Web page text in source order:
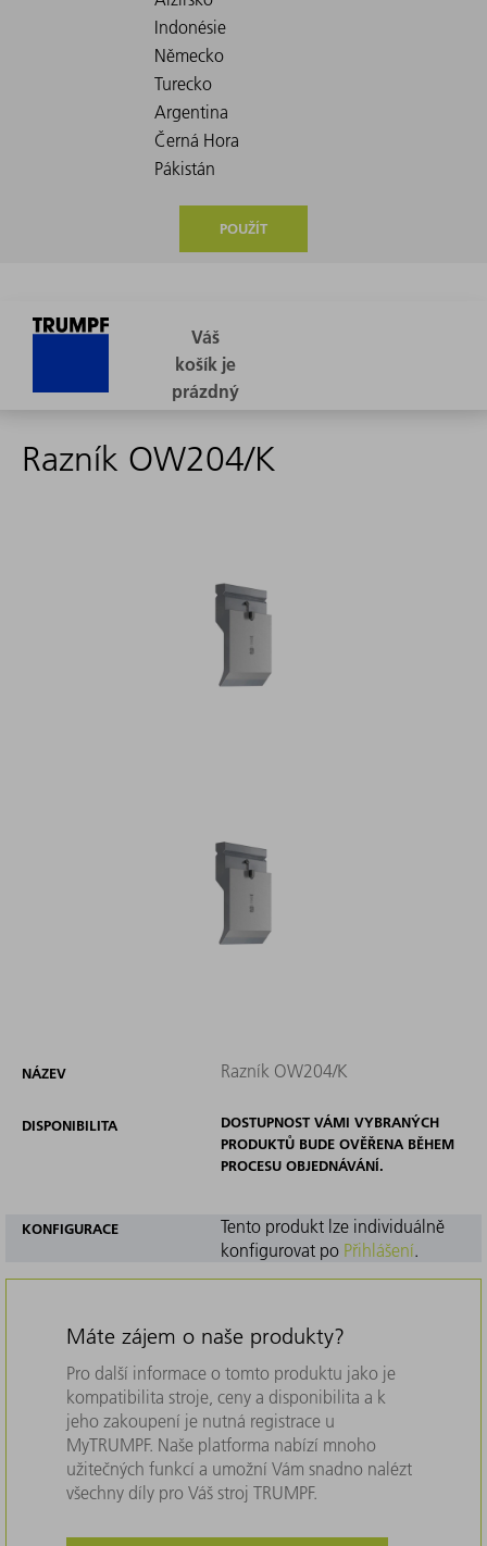
POUŽÍT
Razník OW204/K
NÁZEV Razník OW204/K
DISPONIBILITA
DOSTUPNOST VÁMI VYBRANÝCH
PRODUKTŮ BUDE OVĚŘENA BĚHEM
PROCESU OBJEDNÁVÁNÍ.
KONFIGURACE
Tento produkt lze individuálně
konfigurovat po Přihlášení.
Máte zájem o naše produkty?
Pro další informace o tomto produktu jako je
kompatibilita stroje, ceny a disponibilita a k
jeho zakoupení je nutná registrace u
MyTRUMPF. Naše platforma nabízí mnoho
užitečných funkcí a umožní Vám snadno nalézt
všechny díly pro Váš stroj TRUMPF.